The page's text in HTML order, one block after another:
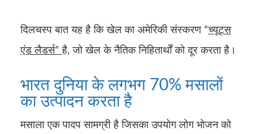
दिलचस्प बात यह है कि खेल का अमेरिकी संस्करण “च्यूट्स
एंड लैडर्स”है, जो खेल के नैतिक निहितार्थों को दूर करता है।
भारत दुनिया के लगभग 70% मसालों
का उत्पादन करता है
मसाला एक पादप सामग्री है जिसका उपयोग लोग भोजन को